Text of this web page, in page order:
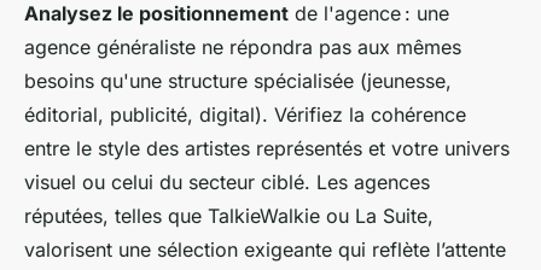
Analysez le positionnement de l'agence : une
agence généraliste ne répondra pas aux mêmes
besoins qu'une structure spécialisée (jeunesse,
éditorial, publicité, digital). Vérifiez la cohérence
entre le style des artistes représentés et votre univers
visuel ou celui du secteur ciblé. Les agences
réputées, telles que TalkieWalkie ou La Suite,
valorisent une sélection exigeante qui reflète l’attente